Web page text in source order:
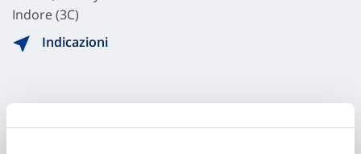
Indore (3C)
Indicazioni